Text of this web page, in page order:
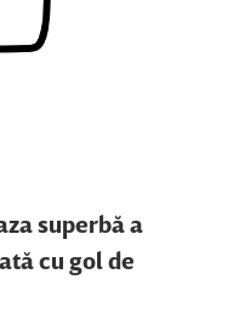
superbă a
cu gol de